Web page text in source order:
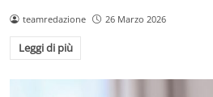
teamredazione 26 Marzo 2026
Leggi di più